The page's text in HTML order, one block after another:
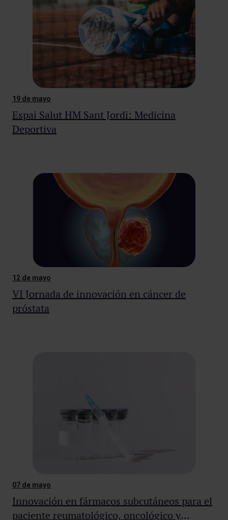
19 de mayo
Espai Salut HM Sant Jordi: Medicina
Deportiva
12 de mayo
VI Jornada de innovación en cáncer de
próstata
07 de mayo
Innovación en fármacos subcutáneos para el
paciente reumatológico, oncológico y